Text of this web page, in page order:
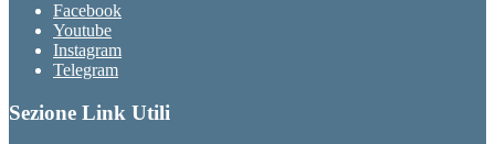
Facebook
Youtube
Instagram
Telegram
Sezione Link Utili